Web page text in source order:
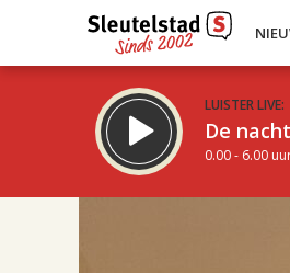
LUISTER LIVE:
De
0.00 - 6.00